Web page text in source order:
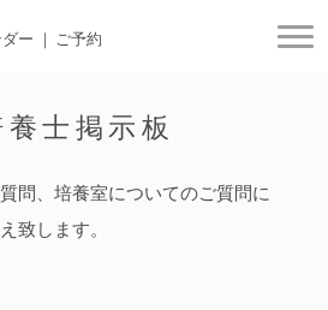
ー ご予約
養士掲示板
問、培養室についてのご質問に
致します。